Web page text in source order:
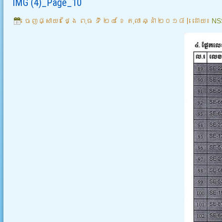
IMG (4)_Page_10
ចេញផ្សាយ៖ ថ្ងៃ ពុធ ទី ២៤ ខែ តុលា ឆ្នាំ ២០១៨ | ដោយ៖